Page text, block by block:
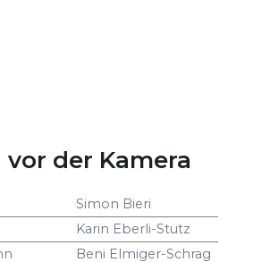
vor der Kamera
Simon Bieri
Karin Eberli-Stutz
Beni Elmiger-Schrag